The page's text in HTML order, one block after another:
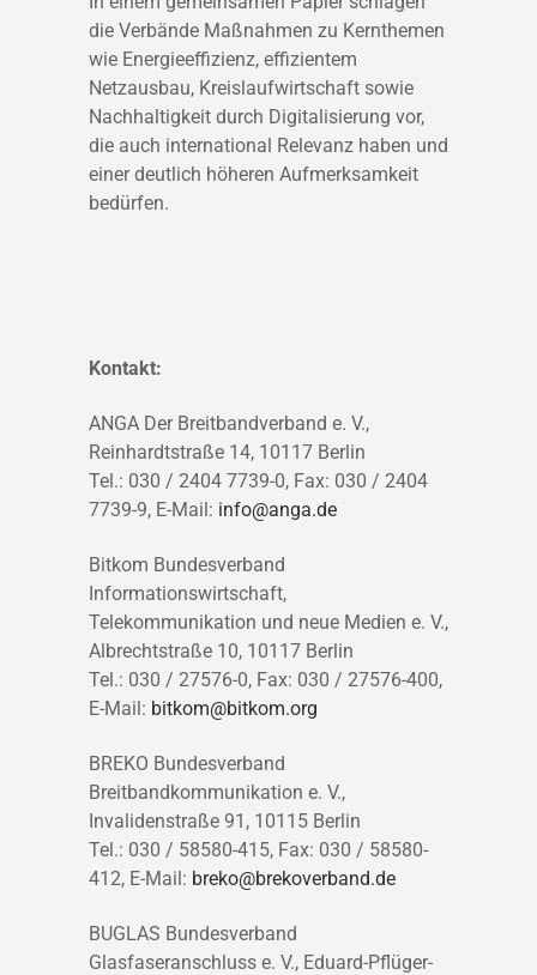
die Verbände Maßnahmen zu Kernthemen
wie Energieeffizienz, effizientem
Netzausbau, Kreislaufwirtschaft sowie
Nachhaltigkeit durch Digitalisierung vor,
die auch international Relevanz haben und
einer deutlich höheren Aufmerksamkeit
bedürfen.
Kontakt:
ANGA Der Breitbandverband e. V.,
Reinhardtstraße 14, 10117 Berlin
Tel.: 030 / 2404 7739-0, Fax: 030 / 2404
7739-9, E-Mail: info@anga.de
Bitkom Bundesverband
Informationswirtschaft,
Telekommunikation und neue Medien e. V.,
Albrechtstraße 10, 10117 Berlin
Tel.: 030 / 27576-0, Fax: 030 / 27576-400,
E-Mail: bitkom@bitkom.org
BREKO Bundesverband
Breitbandkommunikation e. V.,
Invalidenstraße 91, 10115 Berlin
Tel.: 030 / 58580-415, Fax: 030 / 58580-
412, E-Mail: breko@brekoverband.de
BUGLAS Bundesverband
Glasfaseranschluss e. V., Eduard-Pflüger-